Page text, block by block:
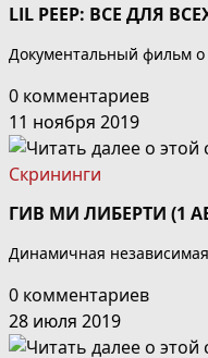
LIL PEEP: ВСЕ ДЛЯ
Документальный фильм о
0 комментариев
11 ноября 2019
Скрининги
ГИВ МИ ЛИБЕРТИ (1
Динамичная
0 комментариев
28 июля 2019